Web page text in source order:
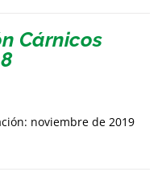
Cárnicos
noviembre de 2019